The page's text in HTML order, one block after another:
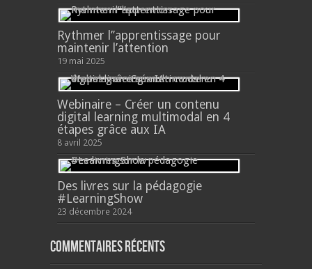
Rythmer l’’apprentissage pour
maintenir l’attention
19 mai 2025
Webinaire – Créer un contenu
digital learning multimodal en 4
étapes grâce aux IA
8 avril 2025
Des livres sur la pédagogie
#LearningShow
23 décembre 2024
Commentaires récents